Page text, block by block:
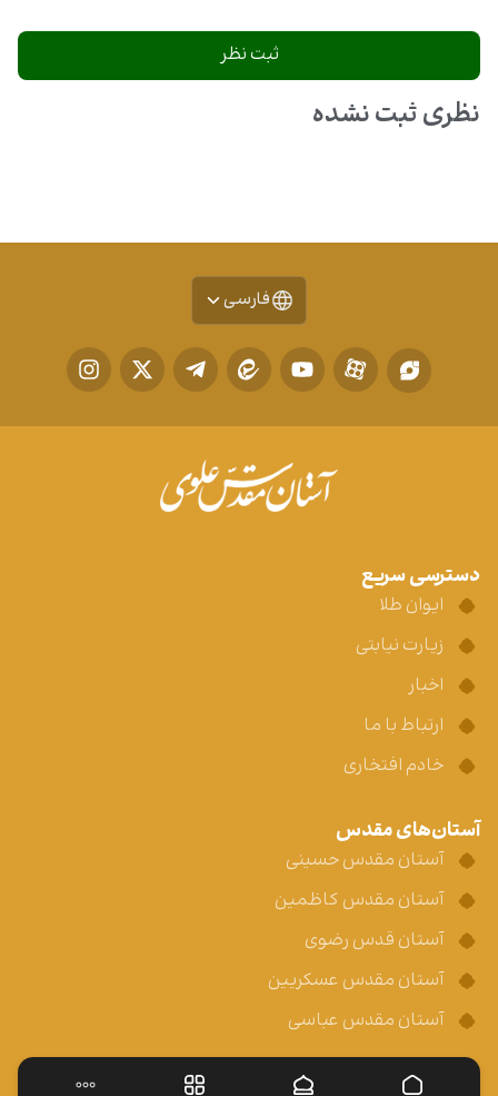
نظری ثبت نشده
فارسی
دسترسی سریع
ایوان طلا
زیارت نیابتی
اخبار
ارتباط با ما
خادم افتخاری
آستان‌های مقدس
آستان مقدس حسینی
آستان مقدس کاظمین
آستان قدس رضوی
آستان مقدس عسکریین
آستان مقدس عباسی